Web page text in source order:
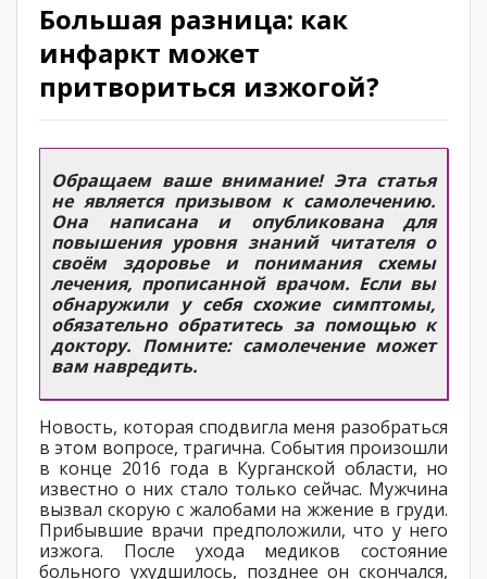
Большая разница: как
инфаркт может
притвориться изжогой?
Обращаем ваше внимание! Эта статья
не является призывом к самолечению.
Она написана и опубликована для
повышения уровня знаний читателя о
своём здоровье и понимания схемы
лечения, прописанной врачом. Если вы
обнаружили у себя схожие симптомы,
обязательно обратитесь за помощью к
доктору. Помните: самолечение может
вам навредить.
Новость, которая сподвигла меня разобраться
в этом вопросе, трагична. События произошли
в конце 2016 года в Курганской области, но
известно о них стало только сейчас. Мужчина
вызвал скорую с жалобами на жжение в груди.
Прибывшие врачи предположили, что у него
изжога. После ухода медиков состояние
больного ухудшилось, позднее он скончался,